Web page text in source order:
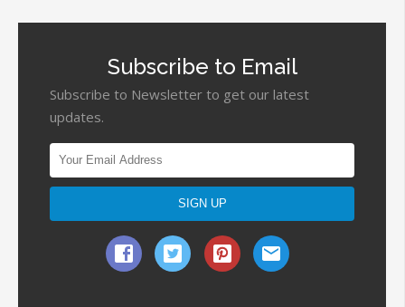
Subscribe to Email
Subscribe to Newsletter to get our latest
updates.